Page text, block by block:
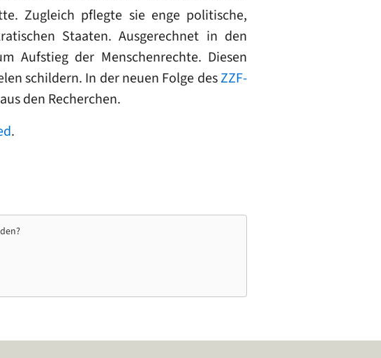
Zugleich pflegte sie enge politische,
Staaten. Ausgerechnet in den
Aufstieg der Menschenrechte. Diesen
schildern. In der neuen Folge desZZF-
den Recherchen.
.